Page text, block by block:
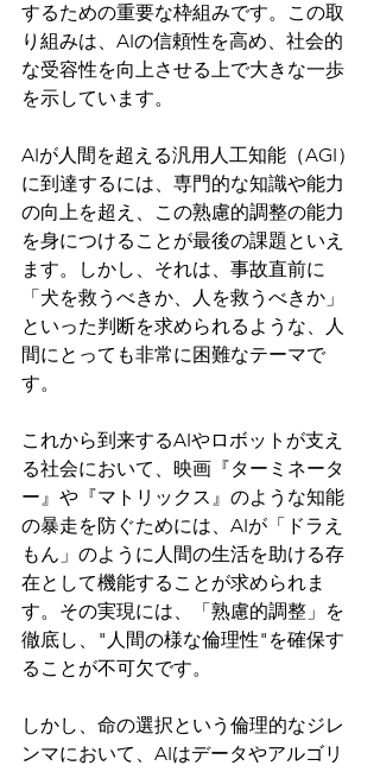
するための重要な枠組みです。この取
り組みは、AIの信頼性を高め、社会的
な受容性を向上させる上で大きな一歩
を示しています。
AIが人間を超える汎用人工知能（AGI）
に到達するには、専門的な知識や能力
の向上を超え、この熟慮的調整の能力
を身につけることが最後の課題といえ
ます。しかし、それは、事故直前に
「犬を救うべきか、人を救うべきか」
といった判断を求められるような、人
間にとっても非常に困難なテーマで
す。
これから到来するAIやロボットが支え
る社会において、映画『ターミネータ
ー』や『マトリックス』のような知能
の暴走を防ぐためには、AIが「ドラえ
もん」のように人間の生活を助ける存
在として機能することが求められま
す。その実現には、「熟慮的調整」を
徹底し、"人間の様な倫理性"を確保す
ることが不可欠です。
しかし、命の選択という倫理的なジレ
ンマにおいて、AIはデータやアルゴリ